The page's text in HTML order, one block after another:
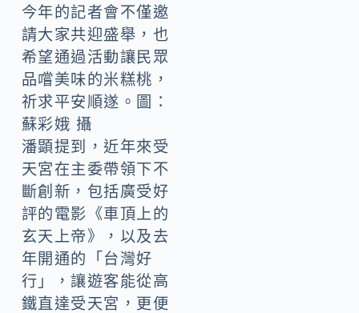
今年的記者會不僅邀
請大家共迎盛舉，也
希望通過活動讓民眾
品嚐美味的米糕桃，
祈求平安順遂。圖：
蘇彩娥 攝
潘顕提到，近年來受
天宮在主委帶領下不
斷創新，包括廣受好
評的電影《車頂上的
玄天上帝》，以及去
年開通的「台灣好
行」，讓遊客能從高
鐵直達受天宮，更便